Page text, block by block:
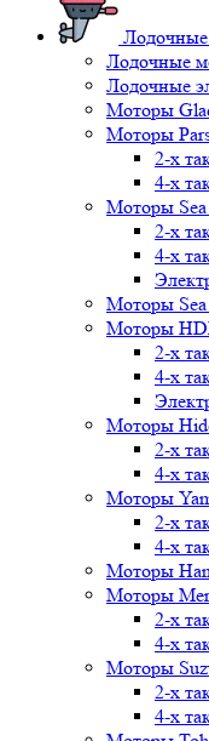
Лодочные
Лодочные
Моторы
Моторы
2-х
4-х
Моторы Sea
2-х
4-х
Моторы
Моторы
2-х
4-х
Моторы
2-х
4-х
Моторы
2-х
4-х
Моторы
Моторы
2-х
4-х
Моторы
2-х
4-х